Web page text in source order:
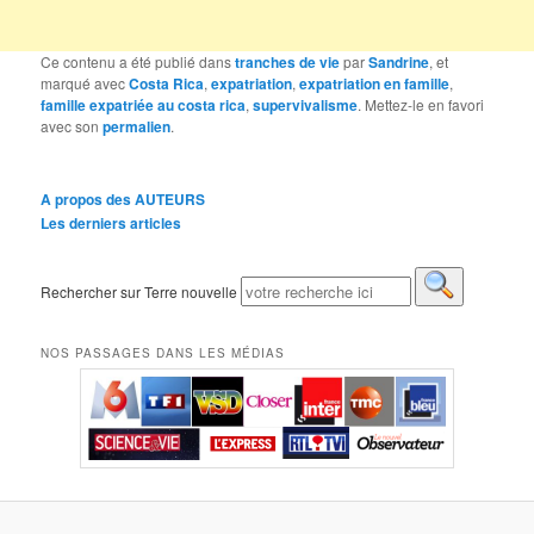
Ce contenu a été publié danstranches de vieparSandrine, et
marqué avecCosta Rica,expatriation,expatriation en famille,
famille expatriée au costa rica,supervivalisme. Mettez-le en favori
avec sonpermalien.
A propos des AUTEURS
Les derniers articles
Rechercher sur Terre nouvelle
NOS PASSAGES DANS LES MÉDIAS